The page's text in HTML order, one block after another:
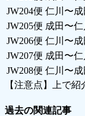
JW204便 仁川〜成
JW205便 成田〜仁
JW206便 仁川〜成
JW207便 成田〜仁
JW208便 仁川〜成
【注意点】上で
過去の関連記事